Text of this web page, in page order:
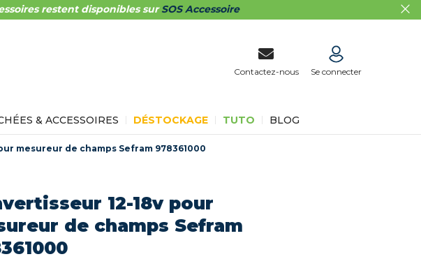
restent disponibles surSOS Accessoire
Contactez-nous Se connecter
& ACCESSOIRES DÉSTOCKAGE TUTO BLOG
mesureur de champs Sefram 978361000
12-18v pour
de champs Sefram